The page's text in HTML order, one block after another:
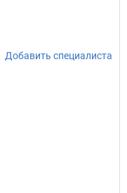
Добавить специалиста